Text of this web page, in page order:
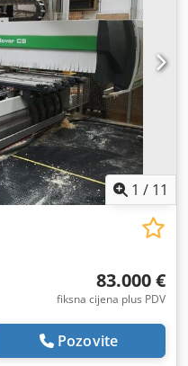
1 / 11
83.000 €
fiksna cijena plus PDV
Pozovite